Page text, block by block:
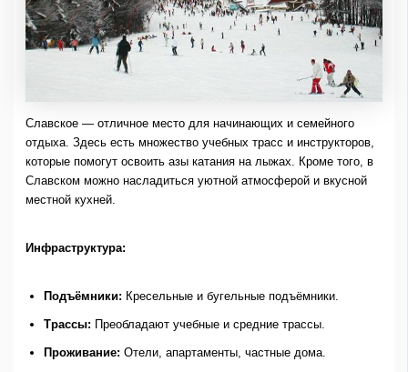
Славское — отличное место для начинающих и семейного
отдыха. Здесь есть множество учебных трасс и инструкторов,
которые помогут освоить азы катания на лыжах. Кроме того, в
Славском можно насладиться уютной атмосферой и вкусной
местной кухней.
Инфраструктура:
Подъёмники: Кресельные и бугельные подъёмники.
Трассы: Преобладают учебные и средние трассы.
Проживание: Отели, апартаменты, частные дома.